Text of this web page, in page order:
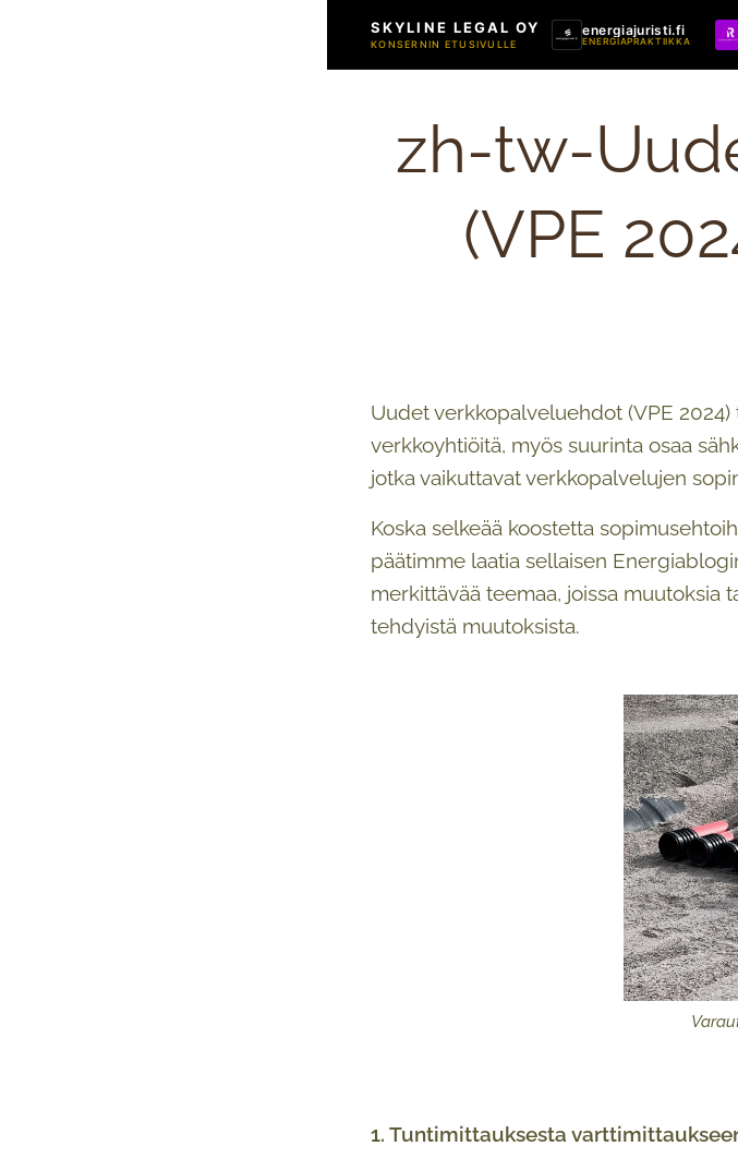
SKYLINE LEGAL OY
KONSERNIN ETUSIVULLE
energiajuristi.fi
ENERGIAPRAKTIIKKA
zh-tw-
(VPE
Uudet verkkopalveluehdot (VPE
verkkoyhtiöitä, myös suurinta osaa
jotka vaikuttavat verkkopalvelujen
Koska selkeää koostetta
päätimme laatia sellaisen
merkittävää teemaa, joissa muutoksia
tehdyistä muutoksista.
1. Tuntimittauksesta